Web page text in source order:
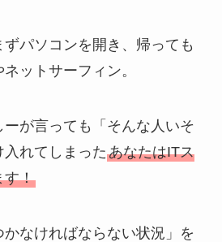
パソコンを開き、帰っても
ットサーフィン。
が言っても「そんな人いそ
入れてしまったあなたはITス
す！
かなければならない状況」を